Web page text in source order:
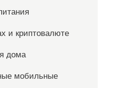
и криптовалюте
дома
мобильные